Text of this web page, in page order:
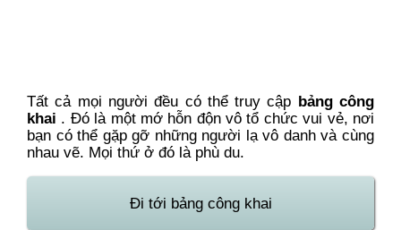
Tất cả mọi người đều có thể truy cập
bảng công
khai . Đó là một mớ hỗn độn vô tổ chức vui vẻ, nơi
bạn có thể gặp gỡ những người lạ vô danh và cùng
nhau vẽ. Mọi thứ ở đó là phù du.
Đi tới bảng công khai